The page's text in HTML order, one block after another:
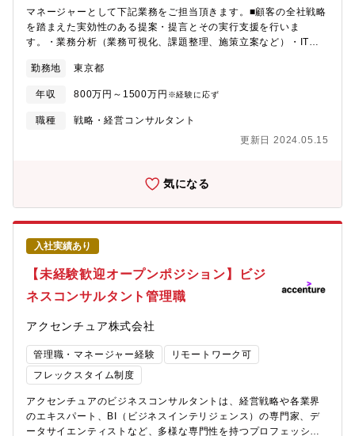
閉じない事業展開を推進しております。・ベトナム大手IT事業者
のFPTとの連携強化・グローバルOT事業者の横河グループとの連
携強化 など■2018年以降、M&Aを「採用・仲間づくり」の一環
と位置付け、積極的に推進しています。新たにグループに参画し
事しております。■採用・仲間づくりを通し、LTSグループとして
閉じない事業創りも経験いただけます。■従来の人工ビジネスに留
まらず、クライアント企業への少額出資および経営参画やレベニ
績）とBS（組織能力）を両立させる経営を重視しており、短期的
ーバルスタンダードを把握しつつも、既存フレームワークの適用
プローチを行います。■ビジネスプロセスの領域では、
TOGAF/IAOPなどのグローバルスタンダードを踏まえつつ、顧客
ごとに適したアプローチを構築し、多様な支援事例がございま
す。その事例を自社ならではのノウハウに昇華させ、ビジネスプ
ロセスの領域においては、業界有数のブランドを有しておりま
す。■戦略領域においても、経営フレームワークの理解を前提とし
つつ、顧客ごとに適した論点設計/アプローチを進めております。
マネージャーとして下記業務をご担当頂きます。■顧客の全社戦略
を踏まえた実効性のある提案・提言とその実行支援を行いま
す。・業務分析（業務可視化、課題整理、施策立案など）・IT戦
援 ・システム導入に関わる支援（要件定義、業務/運用設計な
ど）■プロジェクト組成に必要な営業、提案、体制構築とプロジェ
クトの計画、実行、クロージングを完遂していただきます。・プ
ロジェクトのゴールの定義・ゴール達成に必要な成果物と計画の
等の要素のマネジメント・シニアコンサルタントの業務のレビュ
よび提案活動【案件事例】＜専門商社＞世界情勢の変化を背景と
した「安全保障貿易管理の強化」を実現するための「目指すべき
状態」「「ビジネス・アーキテクチャ」「ITシステムへの要求定
義」「ロードマップ」の開発。＜大手SI＞生産性向上のため、各
部門や支社に散在していた間接業務機能をひとつに集約し、生産
性向上推進のコントロールタワー機能の実装を支援（弊社の支援
内容：機能集約ロードマップの作成、散在する業務間の比較分
析、Tobe業務の策定、生産性向上のための各種活動の構造化
等）。＜大手小売＞バックオフィス系業務の業務効率化のため
ルありきの取り組みとならないよう、業務ヒアリングからの業務
可視化に重点を置き最適な施策提言。数万時間の工数削減を実現
し、テクノロジー活用の幅もチャットボットやWFシステムなど広
がりを見せている。
勤務地 東京都
年収 800万円～1500万円 ※経験に応ず
職種
戦略・経営コンサルタント
更新日 2024.05.15
気になる
入社実績あり
【未経験歓迎オープンポジション】ビジ
ネスコンサルタント管理職
アクセンチュア株式会社
管理職・マネージャー経験
リモートワーク可
フレックスタイム制度
アクセンチュアのビジネスコンサルタントは、経営戦略や各業界
のエキスパート、BI（ビジネスインテリジェンス）の専門家、デ
ータサイエンティストなど、多様な専門性を持つプロフェッショ